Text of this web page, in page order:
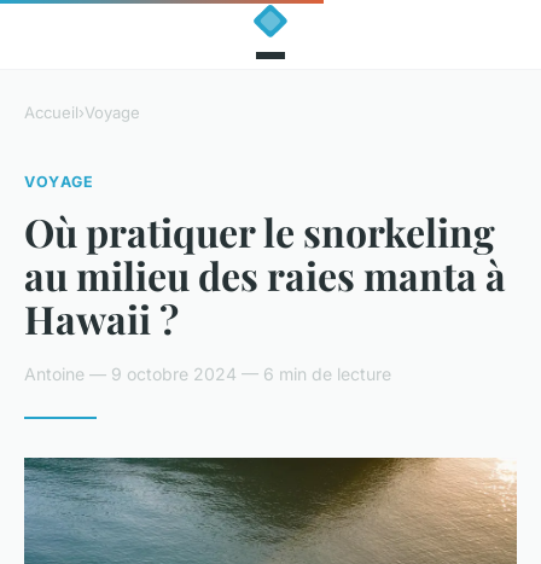
Accueil›Voyage
VOYAGE
Où pratiquer le snorkeling
au milieu des raies manta à
Hawaii ?
Antoine — 9 octobre 2024 — 6 min de lecture